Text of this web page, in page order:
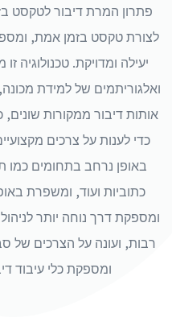
פתרון המרת דיבור לטקסט
לצורת טקסט בזמן אמת,
יעילה ומדויקת.
ואלגוריתמים של למידת
אותות דיבור ממקורות שונים,
כדי לענות על צרכים
באופן נרחב בתחומים כמו
כתוביות ועוד, ומשפרת
ומספקת דרך נוחה יותר
רבות, ועונה על הצרכים של
ומספקת כלי עיבוד